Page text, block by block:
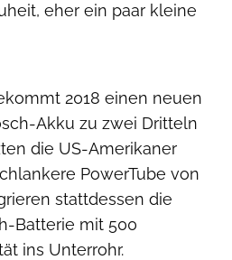
eher ein paar kleine
2018 einen neuen
Akku zu zwei Dritteln
die US-Amerikaner
PowerTube von
stattdessen die
Batterie mit 500
ins Unterrohr.